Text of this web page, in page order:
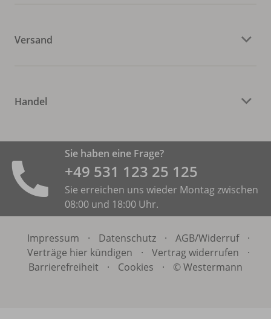
Versand
Handel
Sie haben eine Frage?
+49 531 ­123 25 125
Sie erreichen uns wieder Montag zwischen
08:00 und 18:00 Uhr.
Impressum · Datenschutz · AGB/Widerruf
·
Verträge hier kündigen
· Vertrag widerrufen
·
Barrierefreiheit
· Cookies · © Westermann